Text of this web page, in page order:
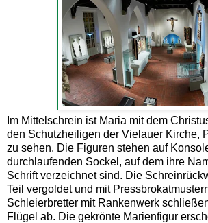
Im Mittelschrein ist Maria mit dem
den Schutzheiligen der Vielauer Kirche,
zu sehen. Die Figuren stehen auf
durchlaufenden Sockel, auf dem ihre
Schrift verzeichnet sind. Die
Teil vergoldet und mit
Schleierbretter mit Rankenwerk
Flügel ab. Die gekrönte Marienfigur